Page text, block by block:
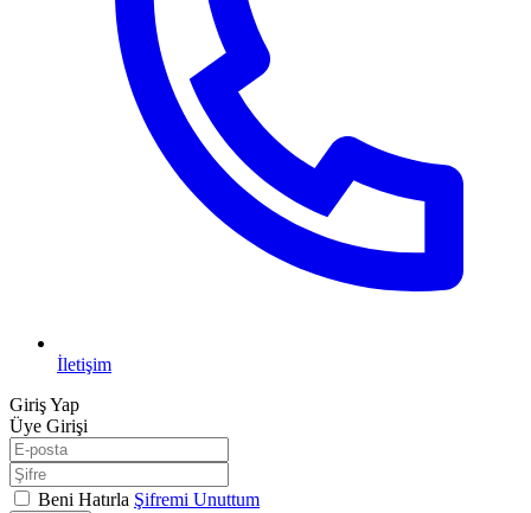
İletişim
Giriş Yap
Üye Girişi
Beni Hatırla Şifremi Unuttum